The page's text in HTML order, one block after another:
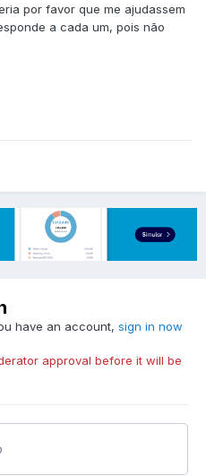
por favor que me ajudassem
a cada um, pois não
have an account, sign in now
approval before it will be